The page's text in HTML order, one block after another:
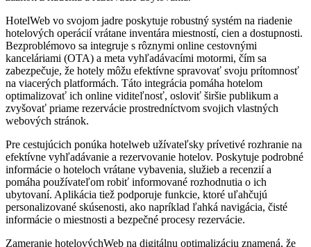
HotelWeb vo svojom jadre poskytuje robustný systém na riadenie
hotelových operácií vrátane inventára miestností, cien a dostupnosti.
Bezproblémovo sa integruje s rôznymi online cestovnými
kanceláriami (OTA) a meta vyhľadávacími motormi, čím sa
zabezpečuje, že hotely môžu efektívne spravovať svoju prítomnosť
na viacerých platformách. Táto integrácia pomáha hotelom
optimalizovať ich online viditeľnosť, osloviť širšie publikum a
zvyšovať priame rezervácie prostredníctvom svojich vlastných
webových stránok.
Pre cestujúcich ponúka hotelweb užívateľsky prívetivé rozhranie na
efektívne vyhľadávanie a rezervovanie hotelov. Poskytuje podrobné
informácie o hoteloch vrátane vybavenia, služieb a recenzií a
pomáha používateľom robiť informované rozhodnutia o ich
ubytovaní. Aplikácia tiež podporuje funkcie, ktoré uľahčujú
personalizované skúsenosti, ako napríklad ľahká navigácia, čisté
informácie o miestnosti a bezpečné procesy rezervácie.
Zameranie hotelovýchWeb na digitálnu optimalizáciu znamená, že